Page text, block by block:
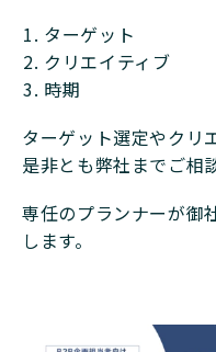
ターゲット
クリエイティブ
時期
ターゲット選定やクリ
是非とも弊社までご相
専任のプランナーが御
します。